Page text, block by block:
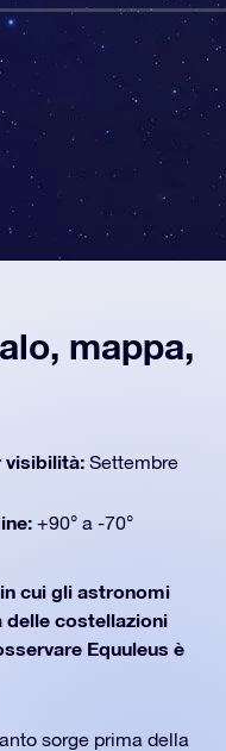
mappa,
visibilità: Settembre
+90° a -70°
in cui gli astronomi
delle costellazioni
Equuleus è
sorge prima della